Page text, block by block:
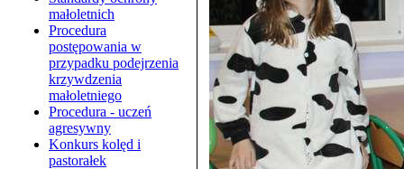
małoletnich
Procedura
postępowania w
przypadku podejrzenia
krzywdzenia
małoletniego
Procedura - uczeń
agresywny
Konkurs kolęd i
pastorałek